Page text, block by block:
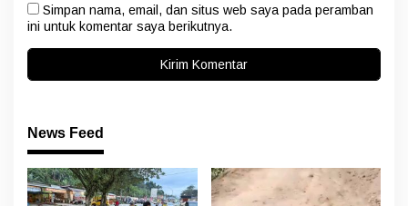
Simpan nama, email, dan situs web saya pada peramban
ini untuk komentar saya berikutnya.
News Feed